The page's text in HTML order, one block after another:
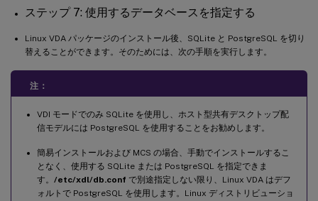
ステップ 7: 使用するデータベースを指定する
Linux VDA パッケージのインストール後、SQLite と PostgreSQL を切り
替えることができます。そのためには、次の手順を実行します。
注：
VDI モードでのみ SQLite を使用し、ホスト型共有デスクトップ配
信モデルには PostgreSQL を使用することをお勧めします。
簡易インストールおよび MCS の場合、手動でインストールするこ
となく、使用する SQLite または PostgreSQL を指定できま
す。 /etc/xdl/db.conf で別途指定しない限り、Linux VDA はデフ
ォルトで PostgreSQL を使用します。Linux ディストリビューショ